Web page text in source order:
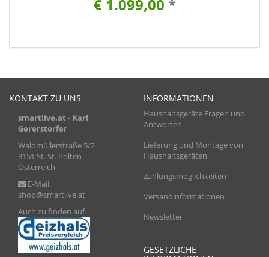
€ 1.099,00 *
KONTAKT ZU UNS
smartlive.at - Karl
Gererstorfer
Waldmüllerstraße 5/2
3151 St. St. Pölten
Österreich
E-Mail:
shop@smartlive.at
Auch zu finden auf
INFORMATIONEN
Haushaltsgeräte Fragen und
Antworten
Lieferung und Montage von
Haushaltsgeräten
Zahlungsmöglichkeiten
Versandinformationen
Newsletter
GESETZLICHE